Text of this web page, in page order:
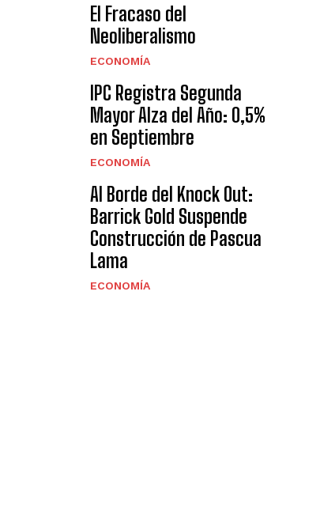
El Fracaso del
Neoliberalismo
ECONOMÍA
IPC Registra Segunda
Mayor Alza del Año: 0,5%
en Septiembre
ECONOMÍA
Al Borde del Knock Out:
Barrick Gold Suspende
Construcción de Pascua
Lama
ECONOMÍA